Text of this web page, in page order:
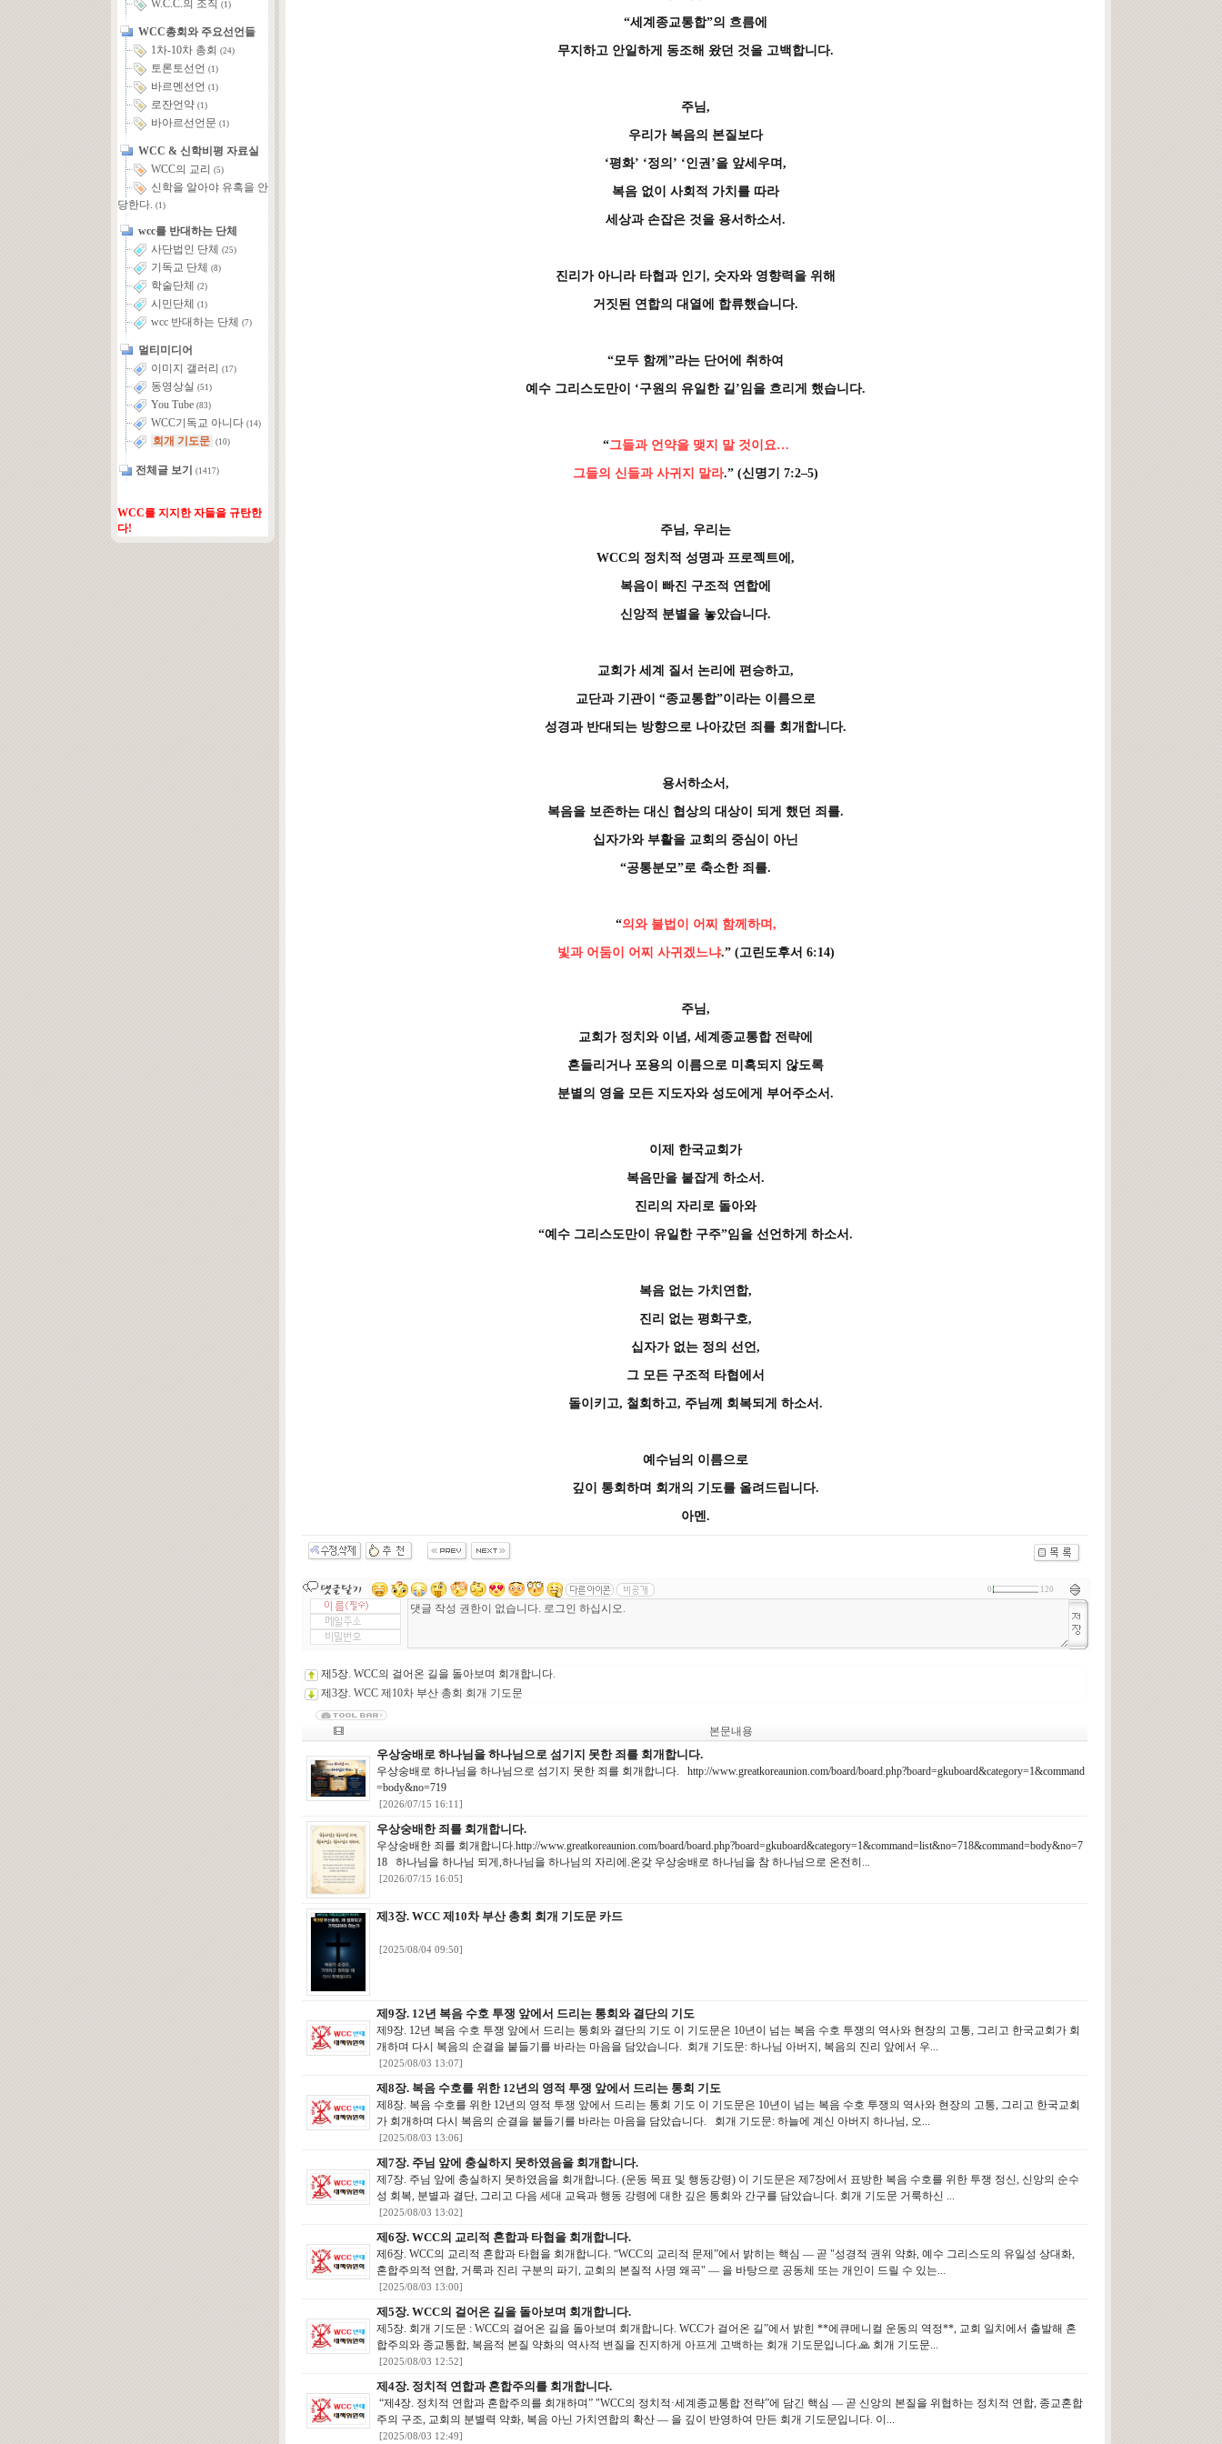
W.C.C.의 조직 (1)
WCC총회와 주요선언들
1차-10차 총회 (24)
토론토선언 (1)
바르멘선언 (1)
로잔언약 (1)
바아르선언문 (1)
WCC & 신학비평 자료실
WCC의 교리
(5)
신학을 알아야 유혹을 안
당한다. (1)
wcc를 반대하는 단체
사단법인 단체
(25)
기독교 단체 (8)
학술단체 (2)
시민단체 (1)
wcc 반대하는 단체 (7)
멀티미디어
이미지 갤러리
(17)
동영상실 (51)
You Tube (83)
WCC기독교 아니다 (14)
회개 기도문 (10)
전체글 보기 (1417)
WCC를 지지한 자들을 규탄한
다!
“세계종교통합”의 흐름에
무지하고 안일하게 동조해 왔던 것을 고백합니다.
주님,
우리가 복음의 본질보다
‘평화’ ‘정의’ ‘인권’을 앞세우며,
복음 없이 사회적 가치를 따라
세상과 손잡은 것을 용서하소서.
진리가 아니라 타협과 인기, 숫자와 영향력을 위해
거짓된 연합의 대열에 합류했습니다.
“모두 함께”라는 단어에 취하여
예수 그리스도만이 ‘구원의 유일한 길’임을 흐리게 했습니다.
“그들과 언약을 맺지 말 것이요…
그들의 신들과 사귀지 말라.” (신명기 7:2–5)
주님, 우리는
WCC의 정치적 성명과 프로젝트에,
복음이 빠진 구조적 연합에
신앙적 분별을 놓았습니다.
교회가 세계 질서 논리에 편승하고,
교단과 기관이 “종교통합”이라는 이름으로
성경과 반대되는 방향으로 나아갔던 죄를 회개합니다.
용서하소서,
복음을 보존하는 대신 협상의 대상이 되게 했던 죄를.
십자가와 부활을 교회의 중심이 아닌
“공통분모”로 축소한 죄를.
“의와 불법이 어찌 함께하며,
빛과 어둠이 어찌 사귀겠느냐.” (고린도후서 6:14)
주님,
교회가 정치와 이념, 세계종교통합 전략에
흔들리거나 포용의 이름으로 미혹되지 않도록
분별의 영을 모든 지도자와 성도에게 부어주소서.
이제 한국교회가
복음만을 붙잡게 하소서.
진리의 자리로 돌아와
“예수 그리스도만이 유일한 구주”임을 선언하게 하소서.
복음 없는 가치연합,
진리 없는 평화구호,
십자가 없는 정의 선언,
그 모든 구조적 타협에서
돌이키고, 철회하고, 주님께 회복되게 하소서.
예수님의 이름으로
깊이 통회하며 회개의 기도를 올려드립니다.
아멘.
0 120
제5장. WCC의 걸어온 길을 돌아보며 회개합니다.
제3장. WCC 제10차 부산 총회 회개 기도문
본문내용
우상숭배로 하나님을 하나님으로 섬기지 못한 죄를 회개합니다.
우상숭배로 하나님을 하나님으로 섬기지 못한 죄를 회개합니다. http://www.greatkoreaunion.com/board/board.php?board=gkuboard&category=1&command
=body&no=719
[2026/07/15 16:11]
우상숭배한 죄를 회개합니다.
우상숭배한 죄를 회개합니다.http://www.greatkoreaunion.com/board/board.php?board=gkuboard&category=1&command=list&no=718&command=body&no=7
18 하나님을 하나님 되게,하나님을 하나님의 자리에.온갖 우상숭배로 하나님을 참 하나님으로 온전히...
[2026/07/15 16:05]
제3장. WCC 제10차 부산 총회 회개 기도문 카드
[2025/08/04 09:50]
제9장. 12년 복음 수호 투쟁 앞에서 드리는 통회와 결단의 기도
제9장. 12년 복음 수호 투쟁 앞에서 드리는 통회와 결단의 기도 이 기도문은 10년이 넘는 복음 수호 투쟁의 역사와 현장의 고통, 그리고 한국교회가 회
개하며 다시 복음의 순결을 붙들기를 바라는 마음을 담았습니다. 회개 기도문: 하나님 아버지, 복음의 진리 앞에서 우...
[2025/08/03 13:07]
제8장. 복음 수호를 위한 12년의 영적 투쟁 앞에서 드리는 통회 기도
제8장. 복음 수호를 위한 12년의 영적 투쟁 앞에서 드리는 통회 기도 이 기도문은 10년이 넘는 복음 수호 투쟁의 역사와 현장의 고통, 그리고 한국교회
가 회개하며 다시 복음의 순결을 붙들기를 바라는 마음을 담았습니다. 회개 기도문: 하늘에 계신 아버지 하나님, 오...
[2025/08/03 13:06]
제7장. 주님 앞에 충실하지 못하였음을 회개합니다.
제7장. 주님 앞에 충실하지 못하였음을 회개합니다. (운동 목표 및 행동강령) 이 기도문은 제7장에서 표방한 복음 수호를 위한 투쟁 정신, 신앙의 순수
성 회복, 분별과 결단, 그리고 다음 세대 교육과 행동 강령에 대한 깊은 통회와 간구를 담았습니다. 회개 기도문 거룩하신 ...
[2025/08/03 13:02]
제6장. WCC의 교리적 혼합과 타협을 회개합니다.
제6장. WCC의 교리적 혼합과 타협을 회개합니다. “WCC의 교리적 문제”에서 밝히는 핵심 ― 곧 "성경적 권위 약화, 예수 그리스도의 유일성 상대화,
혼합주의적 연합, 거룩과 진리 구분의 파기, 교회의 본질적 사명 왜곡" ― 을 바탕으로 공동체 또는 개인이 드릴 수 있는...
[2025/08/03 13:00]
제5장. WCC의 걸어온 길을 돌아보며 회개합니다.
제5장. 회개 기도문 : WCC의 걸어온 길을 돌아보며 회개합니다. WCC가 걸어온 길”에서 밝힌 **에큐메니컬 운동의 역정**, 교회 일치에서 출발해 혼
합주의와 종교통합, 복음적 본질 약화의 역사적 변질을 진지하게 아프게 고백하는 회개 기도문입니다.🙏 회개 기도문...
[2025/08/03 12:52]
제4장. 정치적 연합과 혼합주의를 회개합니다.
“제4장. 정치적 연합과 혼합주의를 회개하며” "WCC의 정치적·세계종교통합 전략”에 담긴 핵심 ― 곧 신앙의 본질을 위협하는 정치적 연합, 종교혼합
주의 구조, 교회의 분별력 약화, 복음 아닌 가치연합의 확산 ― 을 깊이 반영하여 만든 회개 기도문입니다. 이...
[2025/08/03 12:49]